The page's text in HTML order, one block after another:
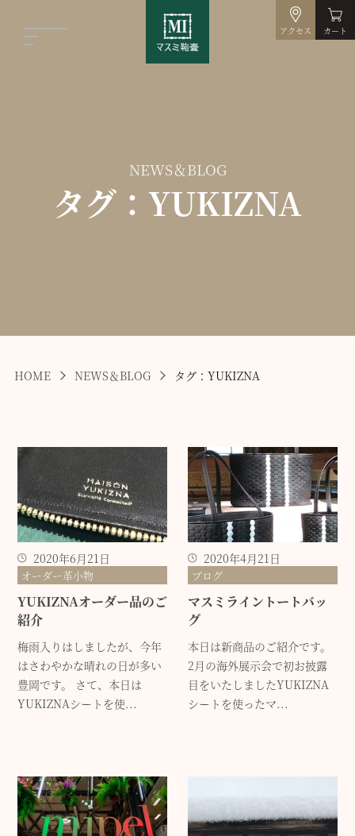
アクセス カート
NEWS＆BLOG
タグ：YUKIZNA
HOME NEWS＆BLOG タグ：YUKIZNA
2020年6月21日
オーダー革小物
YUKIZNAオーダー品のご
紹介
梅雨入りはしましたが、今年
はさわやかな晴れの日が多い
豊岡です。 さて、本日は
YUKIZNAシートを使...
2020年4月21日
ブログ
マスミライントートバッ
グ
本日は新商品のご紹介です。
2月の海外展示会で初お披露
目をいたしましたYUKIZNA
シートを使ったマ...